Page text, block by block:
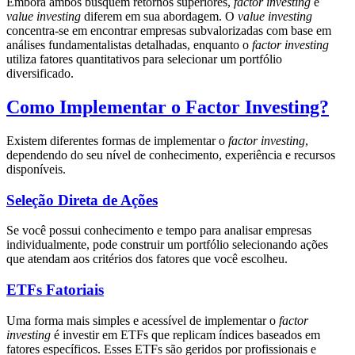
value investing diferem em sua abordagem. O value investing
concentra-se em encontrar empresas subvalorizadas com base em
análises fundamentalistas detalhadas, enquanto o factor investing
utiliza fatores quantitativos para selecionar um portfólio
diversificado.
Como Implementar o Factor Investing?
Existem diferentes formas de implementar o factor investing,
dependendo do seu nível de conhecimento, experiência e recursos
disponíveis.
Seleção Direta de Ações
Se você possui conhecimento e tempo para analisar empresas
individualmente, pode construir um portfólio selecionando ações
que atendam aos critérios dos fatores que você escolheu.
ETFs Fatoriais
Uma forma mais simples e acessível de implementar o factor
investing é investir em ETFs que replicam índices baseados em
fatores específicos. Esses ETFs são geridos por profissionais e